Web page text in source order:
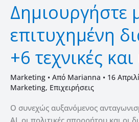
Δημιουργήστε
επιτυχημένη
+6 τεχνικές και
Marketing • Από Marianna • 16
Marketing, Επιχειρήσεις
Ο συνεχώς αυξανόμενος
AI, οι πολιτικές απορρήτου και οι